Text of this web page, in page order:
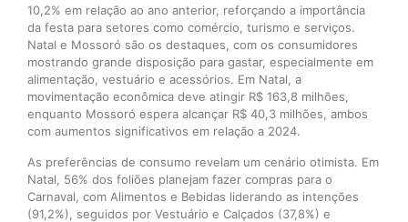
10,2% em relação ao ano anterior, reforçando a importância
da festa para setores como comércio, turismo e serviços.
Natal e Mossoró são os destaques, com os consumidores
mostrando grande disposição para gastar, especialmente em
alimentação, vestuário e acessórios. Em Natal, a
movimentação econômica deve atingir R$ 163,8 milhões,
enquanto Mossoró espera alcançar R$ 40,3 milhões, ambos
com aumentos significativos em relação a 2024.
As preferências de consumo revelam um cenário otimista. Em
Natal, 56% dos foliões planejam fazer compras para o
Carnaval, com Alimentos e Bebidas liderando as intenções
(91,2%), seguidos por Vestuário e Calçados (37,8%) e